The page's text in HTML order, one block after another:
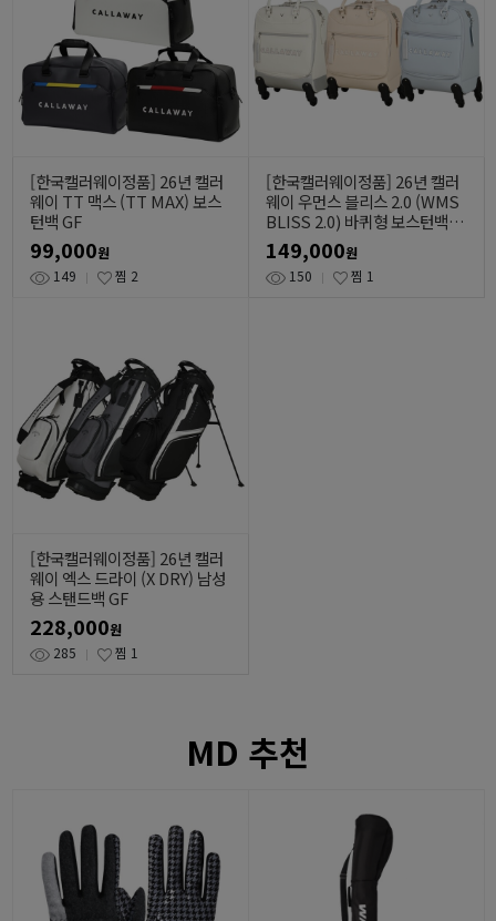
[한국캘러웨이정품] 26년 캘러
웨이 TT 맥스 (TT MAX) 보스
턴백 GF
99,000원
149
찜 2
[한국캘러웨이정품] 26년 캘러
웨이 우먼스 블리스 2.0 (WMS
BLISS 2.0) 바퀴형 보스턴백 G
F
149,000원
150
찜 1
[한국캘러웨이정품] 26년 캘러
웨이 엑스 드라이 (X DRY) 남성
용 스탠드백 GF
228,000원
285
찜 1
MD 추천